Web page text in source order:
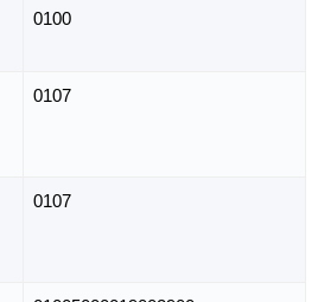
0100
0107
0107